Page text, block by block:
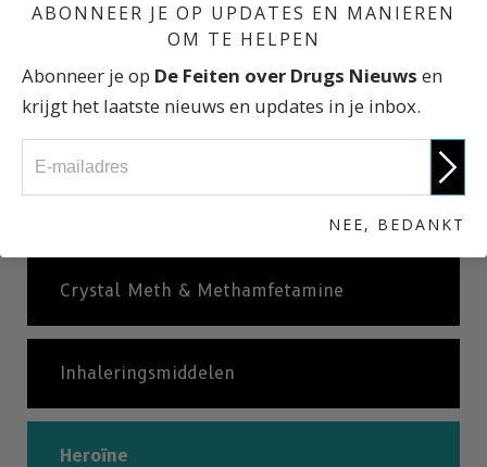
Crystal Meth & Methamfetamine
Inhaleringsmiddelen
Heroïne
ABONNEER JE OP UPDATES EN MANIEREN
OM TE HELPEN
Abonneer je op De Feiten over Drugs Nieuws en
krijgt het laatste nieuws en updates in je inbox.
NEE, BEDANKT